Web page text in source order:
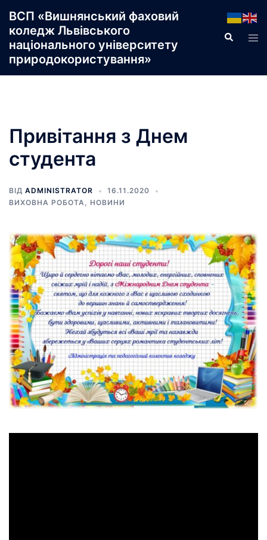
до
вмісту
ВСП «Вишнянський фаховий
коледж Львівського
національного університету
природокористування»
Пошук
Привітання з Днем
студента
ВІД ADMINISTRATOR
16.11.2020
ВИХОВНА РОБОТА, НОВИНИ